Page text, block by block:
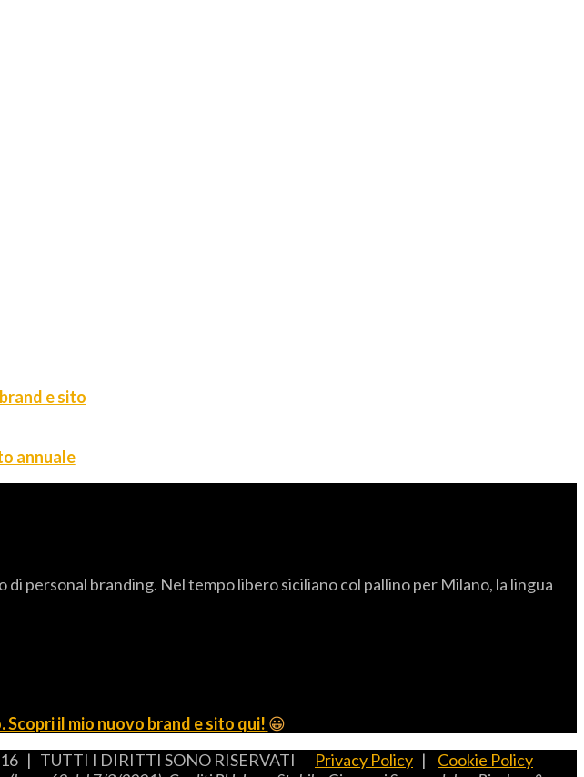
e sito
annuale
personal branding. Nel tempo libero siciliano col pallino per Milano, la lingua
il mio nuovo brand e sito qui! 😀
| TUTTI I DIRITTI SONO RISERVATI Privacy Policy | Cookie Policy